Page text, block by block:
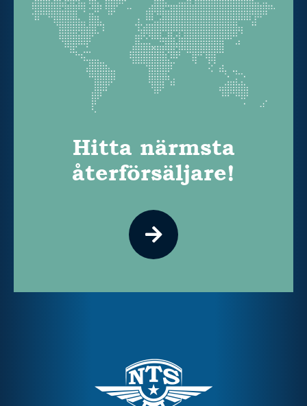
Hitta närmsta
återförsäljare!